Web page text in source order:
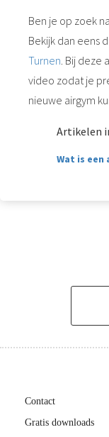
Ben je op zoek
Bekijk dan eens
Turnen . Bij
video zodat je
nieuwe airgym
Artikelen
Wat is een
Contact
Gratis downloads